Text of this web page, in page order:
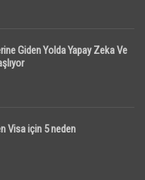
Giden Yolda Yapay Zeka Ve
Visa için 5 neden